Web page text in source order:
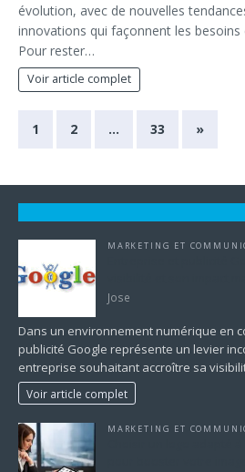
évolution, avec de nouvelles
innovations qui façonnent les besoins
Pour rester…
Voir article complet
1 2 … 33 »
MARKETING ET
Jose
Dans un environnement numérique en
publicité Google représente un levier
entreprise souhaitant accroître sa
Voir article complet
MARKETING ET